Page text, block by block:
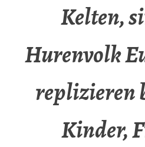
Kelten,
Hurenvolk
replizieren
Kinder,